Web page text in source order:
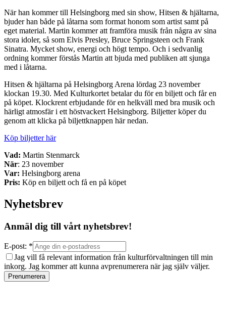
När han kommer till Helsingborg med sin show, Hitsen & hjältarna,
bjuder han både på låtarna som format honom som artist samt på
eget material. Martin kommer att framföra musik från några av sina
stora idoler, så som Elvis Presley, Bruce Springsteen och Frank
Sinatra. Mycket show, energi och högt tempo. Och i sedvanlig
ordning kommer förstås Martin att bjuda med publiken att sjunga
med i låtarna.
Hitsen & hjältarna på Helsingborg Arena lördag 23 november
klockan 19.30. Med Kulturkortet betalar du för en biljett och får en
på köpet. Klockrent erbjudande för en helkväll med bra musik och
härligt atmosfär i ett höstvackert Helsingborg. Biljetter köper du
genom att klicka på biljettknappen här nedan.
Köp biljetter här
Vad: Martin Stenmarck
När: 23 november
Var: Helsingborg arena
Pris: Köp en biljett och få en på köpet
Nyhetsbrev
Anmäl dig till vårt nyhetsbrev!
E-post: *
Jag vill få relevant information från kulturförvaltningen till min
inkorg. Jag kommer att kunna avprenumerera när jag själv väljer.
Prenumerera